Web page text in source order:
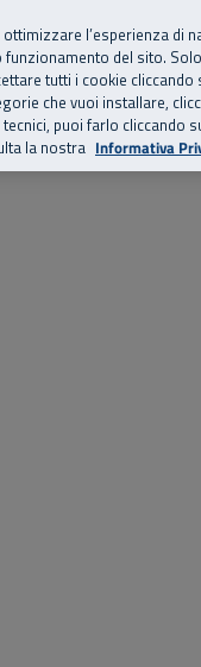
della disabilità
Storie, news ed
l’esperienza di
del sito.
tutti i cookie cliccando
che vuoi installare,
puoi farlo cliccando
la nostra Informativa